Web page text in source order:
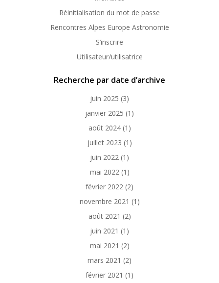
Réinitialisation du mot de passe
Rencontres Alpes Europe Astronomie
S’inscrire
Utilisateur/utilisatrice
Recherche par date d’archive
juin 2025 (3)
janvier 2025 (1)
août 2024(1)
juillet 2023 (1)
juin 2022 (1)
mai 2022(1)
février 2022 (2)
novembre 2021 (1)
août 2021 (2)
juin 2021 (1)
mai 2021 (2)
mars 2021 (2)
février 2021 (1)